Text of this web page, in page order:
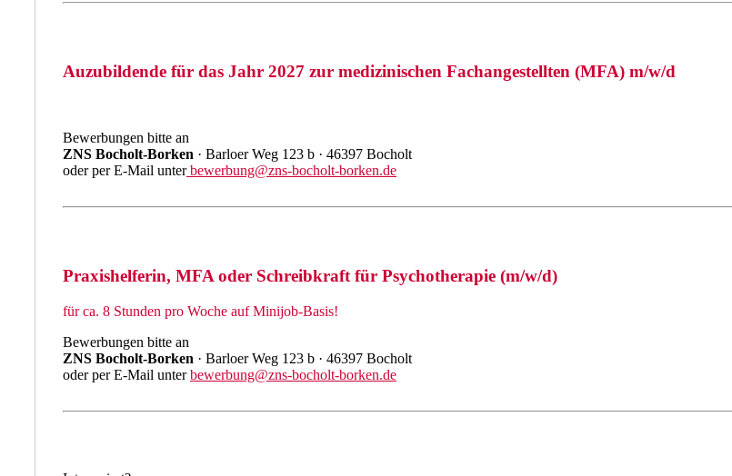
Auzubildende für das Jahr 2027 zur medizinischen Fachangestellten (MFA) m/w/d
Bewerbungen bitte an
ZNS Bocholt-Borken · Barloer Weg 123 b · 46397 Bocholt
oder per E-Mail unterbewerbung@zns-bocholt-borken.de
Praxishelferin, MFA oder Schreibkraft für Psychotherapie (m/w/d)
für ca. 8 Stunden pro Woche auf Minijob-Basis!
Bewerbungen bitte an
ZNS Bocholt-Borken · Barloer Weg 123 b · 46397 Bocholt
oder per E-Mail unterbewerbung@zns-bocholt-borken.de